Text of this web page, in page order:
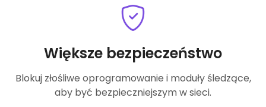
Większe bezpieczeństwo
Blokuj złośliwe oprogramowanie i moduły śledzące,
aby być bezpieczniejszym w sieci.